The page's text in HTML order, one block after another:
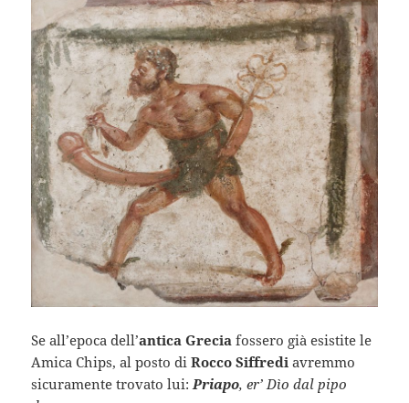
Se all’epoca dell’antica Grecia fossero già esistite le
Amica Chips, al posto diRocco Siffredi avremmo
sicuramente trovato lui:Priapo, er’ Dìo dal pipo